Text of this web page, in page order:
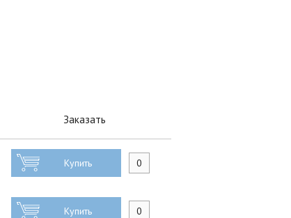
Заказать
Купить
Купить